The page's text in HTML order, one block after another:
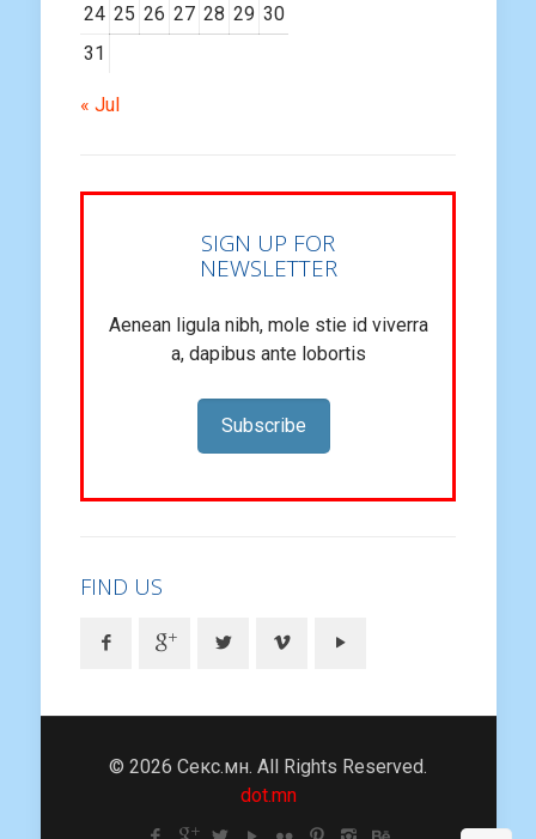
24 25 26 27 28 29 30
31
« Jul
SIGN UP FOR
NEWSLETTER
Aenean ligula nibh, mole stie id viverra
a, dapibus ante lobortis
Subscribe
FIND US
© 2026 Секс.мн. All Rights Reserved.
dot.mn